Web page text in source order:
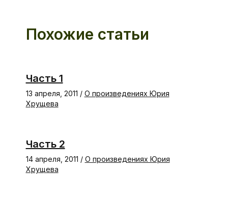
Похожие статьи
Часть 1
13 апреля, 2011 / О произведениях Юрия
Хрущева
Часть 2
14 апреля, 2011 / О произведениях Юрия
Хрущева